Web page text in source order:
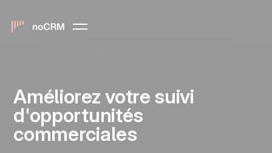
Améliorez votre suivi
d'opportunités
commerciales